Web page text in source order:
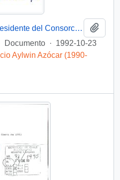
[Adjunta Invitación del Presidente del Consorcio Radial Chileno "Finísima F.M."]
Documento · 1992-10-23
Aylwin Azócar (1990-